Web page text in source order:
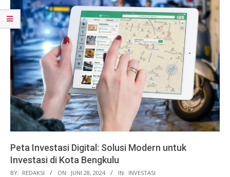
Peta Investasi Digital: Solusi Modern untuk
Investasi di Kota Bengkulu
2024-
BY: REDAKSI ON: JUNI 28, 2024 IN: INVESTASI